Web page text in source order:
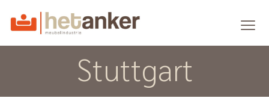
Stuttgart